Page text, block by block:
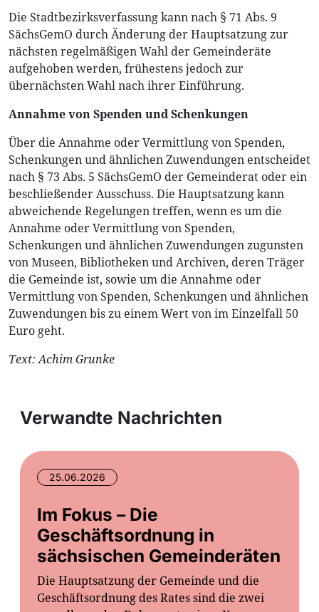
Die Stadtbezirksverfassung kann nach § 71 Abs. 9
SächsGemO durch Änderung der Hauptsatzung zur
nächsten regelmäßigen Wahl der Gemeinderäte
aufgehoben werden, frühestens jedoch zur
übernächsten Wahl nach ihrer Einführung.
Annahme von Spenden und Schenkungen
Über die Annahme oder Vermittlung von Spenden,
Schenkungen und ähnlichen Zuwendungen entscheidet
nach § 73 Abs. 5 SächsGemO der Gemeinderat oder ein
beschließender Ausschuss. Die Hauptsatzung kann
abweichende Regelungen treffen, wenn es um die
Annahme oder Vermittlung von Spenden,
Schenkungen und ähnlichen Zuwendungen zugunsten
von Museen, Bibliotheken und Archiven, deren Träger
die Gemeinde ist, sowie um die Annahme oder
Vermittlung von Spenden, Schenkungen und ähnlichen
Zuwendungen bis zu einem Wert von im Einzelfall 50
Euro geht.
Text: Achim Grunke
Verwandte Nachrichten
25.06.2026
Im Fokus – Die
Geschäftsordnung in
sächsischen Gemeinderäten
Die Hauptsatzung der Gemeinde und die
Geschäftsordnung des Rates sind die zwei